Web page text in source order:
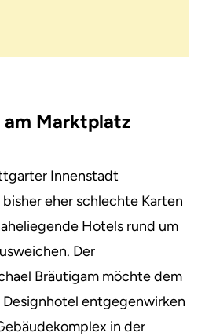
am Marktplatz
Innenstadt
eher schlechte Karten
Hotels rund um
Der
Bräutigam möchte dem
entgegenwirken
in der